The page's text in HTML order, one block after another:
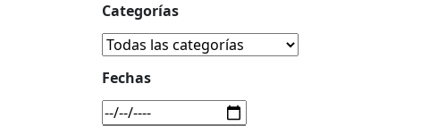
Categorías
Fechas